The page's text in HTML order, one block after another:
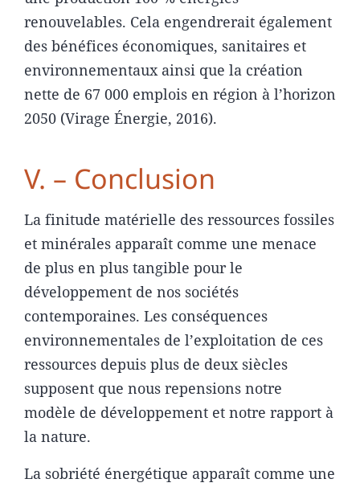
renouvelables. Cela engendrerait également
des bénéfices économiques, sanitaires et
environnementaux ainsi que la création
nette de 67 000 emplois en région à l’horizon
2050 (Virage Énergie, 2016).
V. – Conclusion
La finitude matérielle des ressources fossiles
et minérales apparaît comme une menace
de plus en plus tangible pour le
développement de nos sociétés
contemporaines. Les conséquences
environnementales de l’exploitation de ces
ressources depuis plus de deux siècles
supposent que nous repensions notre
modèle de développement et notre rapport à
la nature.
La sobriété énergétique apparaît comme une